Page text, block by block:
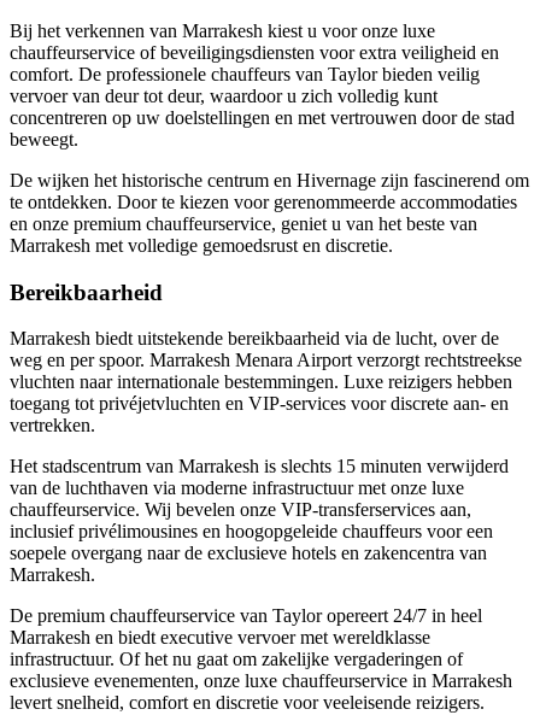
Bij het verkennen van Marrakesh kiest u voor onze luxe
chauffeurservice of beveiligingsdiensten voor extra veiligheid en
comfort. De professionele chauffeurs van Taylor bieden veilig
vervoer van deur tot deur, waardoor u zich volledig kunt
concentreren op uw doelstellingen en met vertrouwen door de stad
beweegt.
De wijken het historische centrum en Hivernage zijn fascinerend om
te ontdekken. Door te kiezen voor gerenommeerde accommodaties
en onze premium chauffeurservice, geniet u van het beste van
Marrakesh met volledige gemoedsrust en discretie.
Bereikbaarheid
Marrakesh biedt uitstekende bereikbaarheid via de lucht, over de
weg en per spoor. Marrakesh Menara Airport verzorgt rechtstreekse
vluchten naar internationale bestemmingen. Luxe reizigers hebben
toegang tot privéjetvluchten en VIP-services voor discrete aan- en
vertrekken.
Het stadscentrum van Marrakesh is slechts 15 minuten verwijderd
van de luchthaven via moderne infrastructuur met onze luxe
chauffeurservice. Wij bevelen onze VIP-transferservices aan,
inclusief privélimousines en hoogopgeleide chauffeurs voor een
soepele overgang naar de exclusieve hotels en zakencentra van
Marrakesh.
De premium chauffeurservice van Taylor opereert 24/7 in heel
Marrakesh en biedt executive vervoer met wereldklasse
infrastructuur. Of het nu gaat om zakelijke vergaderingen of
exclusieve evenementen, onze luxe chauffeurservice in Marrakesh
levert snelheid, comfort en discretie voor veeleisende reizigers.